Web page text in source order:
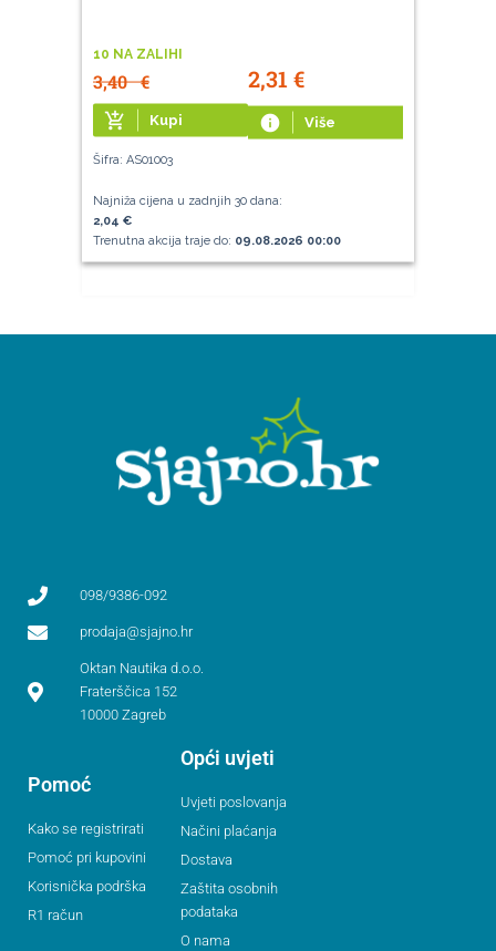
10 NA ZALIHI
3,40€ 2,31 €
add_shopping_cart Kupi info Više
Šifra: AS01003
Najniža cijena u zadnjih 30 dana:
2,04 €
Trenutna akcija traje do: 09.08.2026 00:00
098/9386-092
prodaja@sjajno.hr
Oktan Nautika d.o.o.
Fraterščica 152
10000 Zagreb
Pomoć
Kako se registrirati
Pomoć pri kupovini
Korisnička podrška
R1 račun
Opći uvjeti
Uvjeti poslovanja
Načini plaćanja
Dostava
Zaštita osobnih
podataka
O nama